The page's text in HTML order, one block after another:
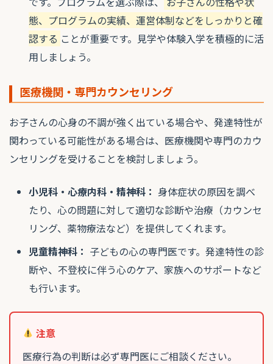
態、プログラムの実績、運営体制などをしっかりと確
認する ことが重要です。見学や体験入学を積極的に活
用しましょう。
医療機関・専門カウンセリング
お子さんの心身の不調が強く出ている場合や、発達特性が
関わっている可能性がある場合は、医療機関や専門のカウ
ンセリングを受けることを検討しましょう。
小児科・心療内科・精神科： 身体症状の原因を調べ
たり、心の問題に対して適切な診断や治療（カウンセ
リング、薬物療法など）を提供してくれます。
児童精神科： 子どもの心の専門医です。発達特性の診
断や、不登校に伴う心のケア、家族へのサポートなど
も行います。
注意
医療行為の判断は必ず専門医にご相談ください。